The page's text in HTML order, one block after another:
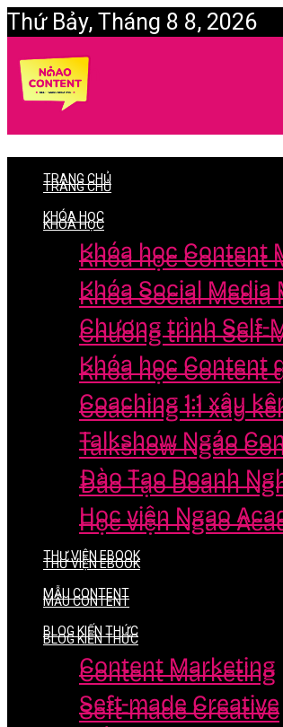
Thứ Bảy, Tháng 8 8, 2026
Login
TRANG CHỦ
KHÓA HỌC
Khóa học Content
Khóa Social Media
Chương trình Self-
Khóa học Content
Coaching 1:1 xây
Talkshow Ngáo
Đào Tạo Doanh
Học viện Ngao
THƯ VIỆN EBOOK
MẪU CONTENT
BLOG KIẾN THỨC
Content Marketing
Seft-made Creative
TRANG CHỦ
KHÓA HỌC
Khóa học Content
Khóa Social Media
Chương trình Self-
Khóa học Content
Coaching 1:1 xây
Talkshow Ngáo
Đào Tạo Doanh
Học viện Ngao
THƯ VIỆN EBOOK
MẪU CONTENT
BLOG KIẾN THỨC
Content Marketing
Seft-made Creative